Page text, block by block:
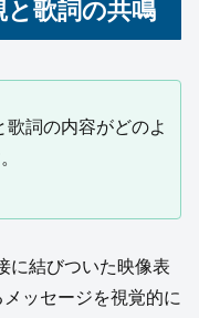
歌詞の共鳴
詞の内容がどのよ
に結びついた映像表
ッセージを視覚的に